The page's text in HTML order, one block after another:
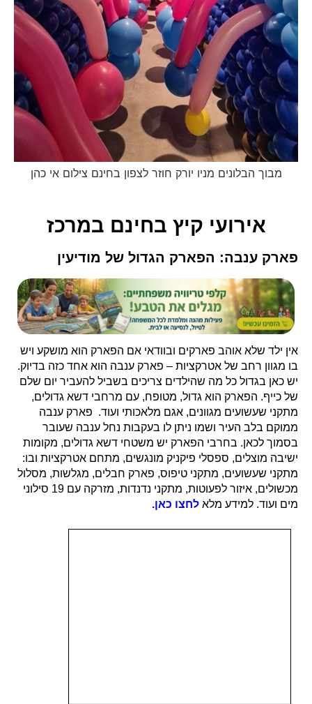
מבוך הבלונים מניו יורק חוזר לצפון בחינם צילום אי כהן
אירועי קיץ בחינם במרכז
פארק ענבה: הפארק הגדול של מודיעין
אין ילד שלא אוהב פארקים ובוודאי אם הפארק הוא מושקע ויש
בו מגוון רחב של אטרקציות – פארק ענבה הוא אחד כזה בדיוק.
יש כאן בגדול כל מה שהילדים צריכים בשביל להעביר יום שלם
של כייף. הפארק הוא גדול, מטופח, עם מרחבי דשא גדולים,
מתקני שעשועים מגוונים, אגם מלאכותי ועוד. פארק ענבה
ממוקם בלב העיר ושמו ניתן לו בעקבות נחל ענבה שעובר
בסמוך לכאן. בחרבי הפארק יש משטחי דשא גדולים, מקומות
ישיבה מוצלים, ספסלי פיקניק מונגשים, מתחם אטרקציות ובו:
מתקני שעשועים, מתקני טיפוס, פארק חבלים, מגלשות, מסלול
מכשולים, איזור לפעוטות, מתקני נדנדות, מזרקה עם 19 סילוני
מים ועוד. למידע מלא לחצו כאן.